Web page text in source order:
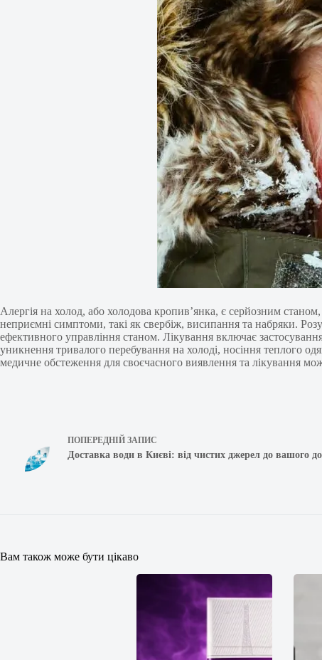
Алергія на холод, або холодова кропив’янка, є серйозним
неприємні симптоми, такі як свербіж, висипання та набряки.
ефективного управління станом. Лікування включає
уникнення тривалого перебування на холоді, носіння теплого
медичне обстеження для своєчасного виявлення та лікування
ПОПЕРЕДНІЙ ЗАПИС
Доставка води в Києві: від чистих джерел до вашого
Вам також може бути цікаво